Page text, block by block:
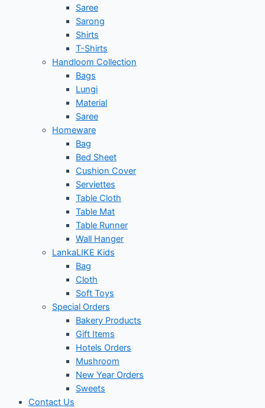
Saree
Sarong
Shirts
T-Shirts
Handloom Collection
Bags
Lungi
Material
Saree
Homeware
Bag
Bed Sheet
Cushion Cover
Serviettes
Table Cloth
Table Mat
Table Runner
Wall Hanger
LankaLIKE Kids
Bag
Cloth
Soft Toys
Special Orders
Bakery Products
Gift Items
Hotels Orders
Mushroom
New Year Orders
Sweets
Contact Us